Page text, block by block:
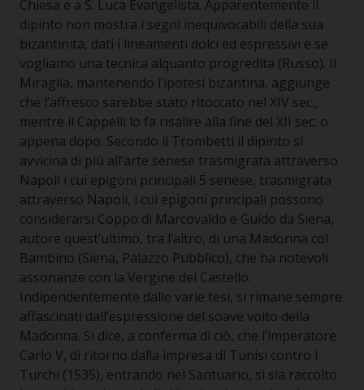
Chiesa e a S. Luca Evangelista. Apparentemente il
dipinto non mostra i segni inequivocabili della sua
bizantinità, dati i lineamenti dolci ed espressivi e se
vogliamo una tecnica alquanto progredita (Russo). Il
Miraglia, mantenendo l’ipotesi bizantina, aggiunge
che l’affresco sarebbe stato ritoccato nel XIV sec.,
mentre il Cappelli lo fa risalire alla fine del XII sec. o
appena dopo. Secondo il Trombetti il dipinto si
avvicina di più all’arte senese trasmigrata attraverso
Napoli i cui epigoni principali 5 senese, trasmigrata
attraverso Napoli, i cui epigoni principali possono
considerarsi Coppo di Marcovaldo e Guido da Siena,
autore quest’ultimo, tra l’altro, di una Madonna col
Bambino (Siena, Palazzo Pubblico), che ha notevoli
assonanze con la Vergine del Castello.
Indipendentemente dalle varie tesi, si rimane sempre
affascinati dall’espressione del soave volto della
Madonna. Si dice, a conferma di ciò, che l’imperatore
Carlo V, di ritorno dalla impresa di Tunisi contro i
Turchi (1535), entrando nel Santuario, si sia raccolto